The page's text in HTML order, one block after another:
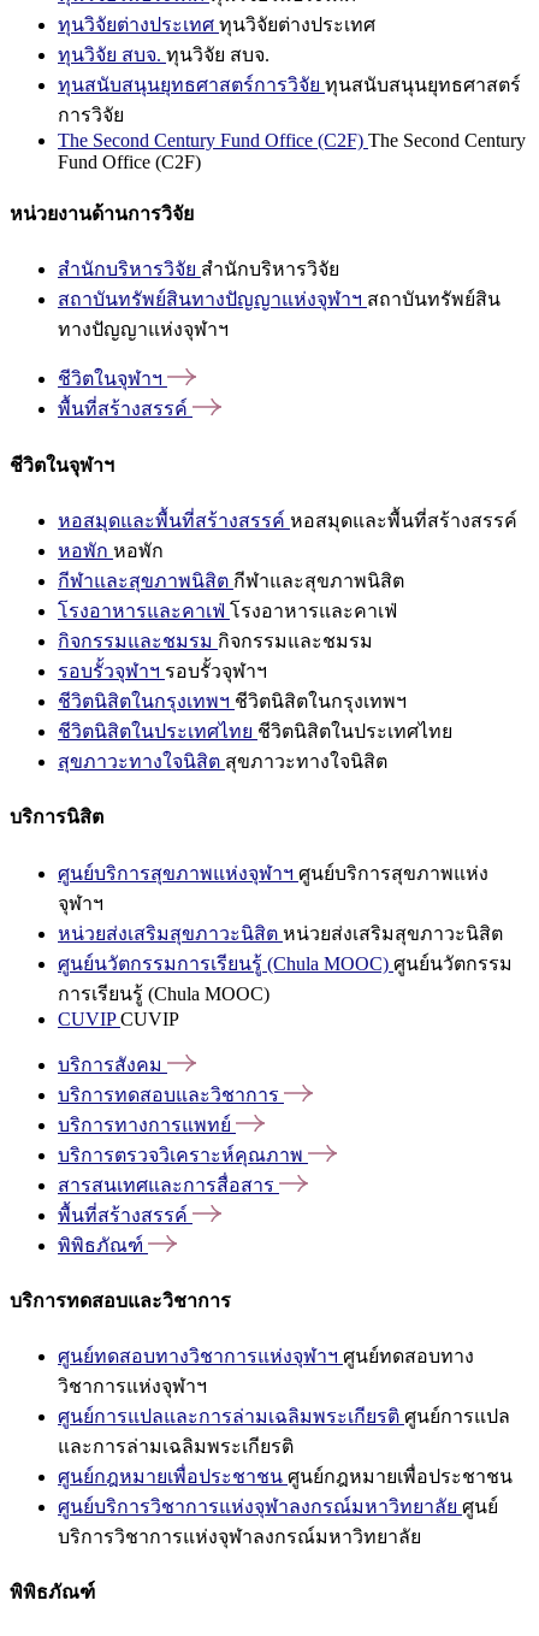
ทุนวิจัยต่างประเทศ ทุนวิจัยต่างประเทศ
ทุนวิจัย สบจ. ทุนวิจัย สบจ.
ทุนสนับสนุนยุทธศาสตร์การวิจัย ทุนสนับสนุนยุทธศาสตร์
การวิจัย
The Second Century Fund Office (C2F) The Second Century
Fund Office (C2F)
หน่วยงานด้านการวิจัย
สำนักบริหารวิจัย สำนักบริหารวิจัย
สถาบันทรัพย์สินทางปัญญาแห่งจุฬาฯ สถาบันทรัพย์สิน
ทางปัญญาแห่งจุฬาฯ
ชีวิตในจุฬาฯ
พื้นที่สร้างสรรค์
ชีวิตในจุฬาฯ
หอสมุดและพื้นที่สร้างสรรค์ หอสมุดและพื้นที่สร้างสรรค์
หอพัก หอพัก
กีฬาและสุขภาพนิสิต กีฬาและสุขภาพนิสิต
โรงอาหารและคาเฟ่ โรงอาหารและคาเฟ่
กิจกรรมและชมรม กิจกรรมและชมรม
รอบรั้วจุฬาฯ รอบรั้วจุฬาฯ
ชีวิตนิสิตในกรุงเทพฯ ชีวิตนิสิตในกรุงเทพฯ
ชีวิตนิสิตในประเทศไทย ชีวิตนิสิตในประเทศไทย
สุขภาวะทางใจนิสิต สุขภาวะทางใจนิสิต
บริการนิสิต
ศูนย์บริการสุขภาพแห่งจุฬาฯ ศูนย์บริการสุขภาพแห่ง
จุฬาฯ
หน่วยส่งเสริมสุขภาวะนิสิต หน่วยส่งเสริมสุขภาวะนิสิต
ศูนย์นวัตกรรมการเรียนรู้ (Chula MOOC) ศูนย์นวัตกรรม
การเรียนรู้ (Chula MOOC)
CUVIPCUVIP
บริการสังคม
บริการทดสอบและวิชาการ
บริการทางการแพทย์
บริการตรวจวิเคราะห์คุณภาพ
สารสนเทศและการสื่อสาร
พื้นที่สร้างสรรค์
พิพิธภัณฑ์
บริการทดสอบและวิชาการ
ศูนย์ทดสอบทางวิชาการแห่งจุฬาฯ ศูนย์ทดสอบทาง
วิชาการแห่งจุฬาฯ
ศูนย์การแปลและการล่ามเฉลิมพระเกียรติ ศูนย์การแปล
และการล่ามเฉลิมพระเกียรติ
ศูนย์กฎหมายเพื่อประชาชน ศูนย์กฎหมายเพื่อประชาชน
ศูนย์บริการวิชาการแห่งจุฬาลงกรณ์มหาวิทยาลัย ศูนย์
บริการวิชาการแห่งจุฬาลงกรณ์มหาวิทยาลัย
พิพิธภัณฑ์